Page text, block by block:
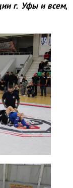
г. Уфы и всем,